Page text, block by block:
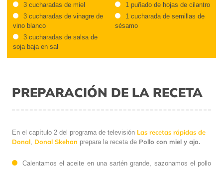
3 cucharadas de miel
3 cucharadas de vinagre de
vino blanco
3 cucharadas de salsa de
soja baja en sal
1 puñado de hojas de cilantro
1 cucharada de semillas de
sésamo
PREPARACIÓN DE LA RECETA
En el capítulo 2 del programa de televisión Las recetas rápidas de
Donal, Donal Skehan prepara la receta de Pollo con miel y ajo.
Calentamos el aceite en una sartén grande, sazonamos el pollo